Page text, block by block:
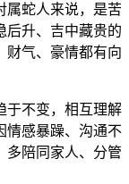
蛇人来说，是苦
后升、吉中藏贵的
财气、豪情都有向
不变，相互理解
情感暴躁、沟通不
多陪同家人、分管